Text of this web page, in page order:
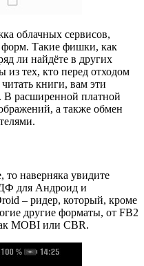
облачных сервисов,
форм. Такие фишки, как
ли найдёте в других
тех, кто перед отходом
книги, вам эти
В расширенной платной
а также обмен
наверняка увидите
для Андроид и
– ридер, который, кроме
другие форматы, от FB2
MOBI или CBR.